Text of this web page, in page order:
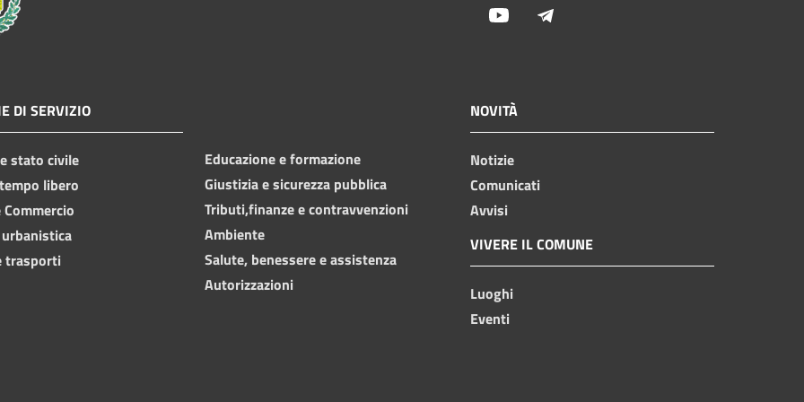
Youtube
DI SERVIZIO
stato civile
libero
trasporti
Educazione e formazione
Giustizia e sicurezza pubblica
Tributi,finanze e contravvenzioni
Ambiente
Salute, benessere e assistenza
Autorizzazioni
NOVITÀ
Notizie
Comunicati
Avvisi
VIVERE IL COMUNE
Luoghi
Eventi